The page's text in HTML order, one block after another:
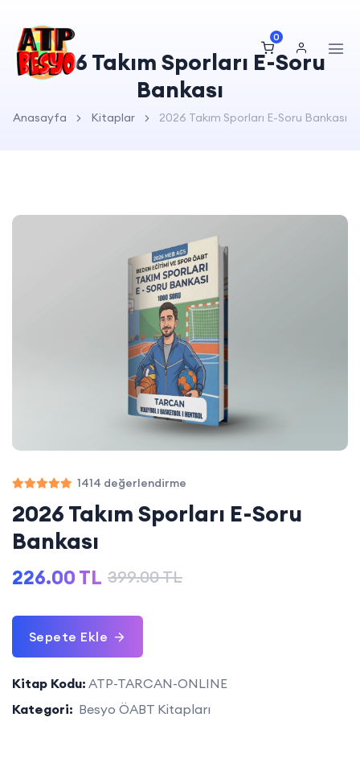
0
2026 Takım Sporları E-Soru
Bankası
Anasayfa Kitaplar 2026 Takım Sporları E-Soru Bankası
1414 değerlendirme
2026 Takım Sporları E-Soru
Bankası
226.00 TL 399.00 TL
Sepete Ekle
Kitap Kodu: ATP-TARCAN-ONLINE
Kategori: Besyo ÖABT Kitapları